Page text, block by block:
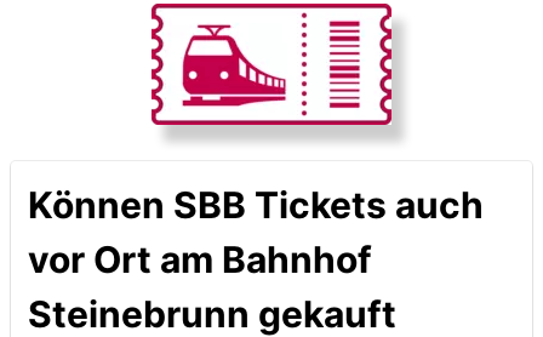
Können SBB Tickets auch
vor Ort am Bahnhof
Steinebrunn gekauft